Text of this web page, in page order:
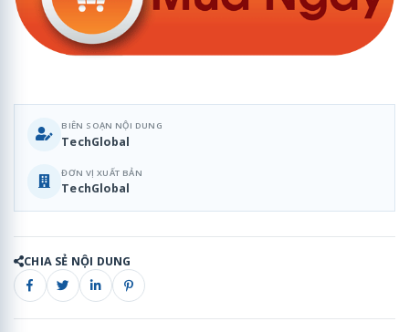
BIÊN SOẠN NỘI DUNG
TechGlobal
ĐƠN VỊ XUẤT BẢN
TechGlobal
CHIA SẺ NỘI DUNG